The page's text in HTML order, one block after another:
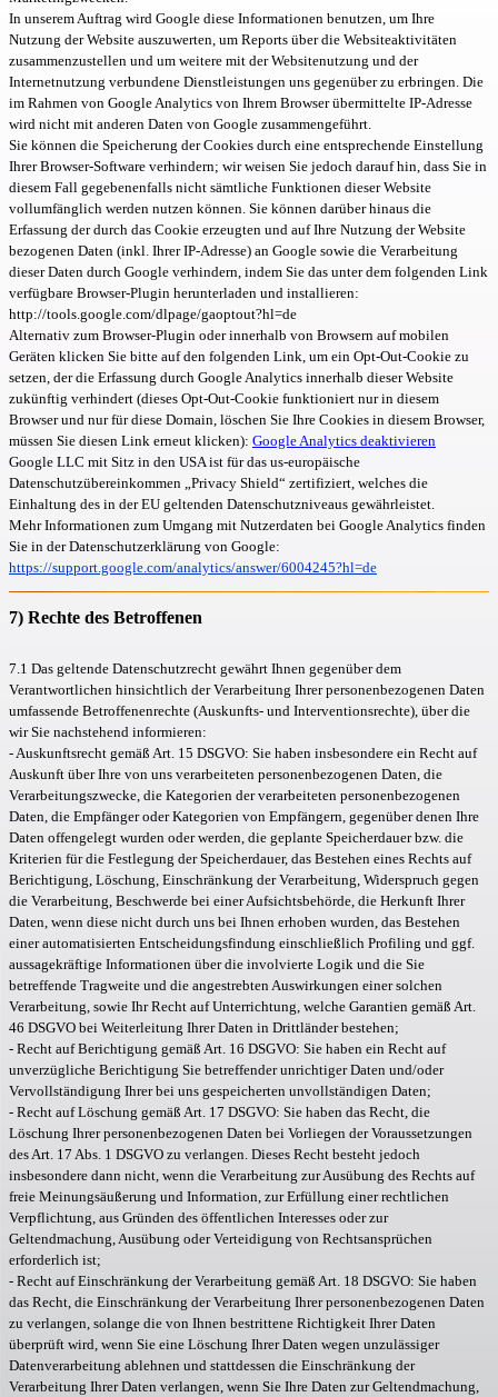
In unserem Auftrag wird Google diese Informationen benutzen, um Ihre
Nutzung der Website auszuwerten, um Reports über die Websiteaktivitäten
zusammenzustellen und um weitere mit der Websitenutzung und der
Internetnutzung verbundene Dienstleistungen uns gegenüber zu erbringen. Die
im Rahmen von Google Analytics von Ihrem Browser übermittelte IP-Adresse
wird nicht mit anderen Daten von Google zusammengeführt.
Sie können die Speicherung der Cookies durch eine entsprechende Einstellung
Ihrer Browser-Software verhindern; wir weisen Sie jedoch darauf hin, dass Sie in
diesem Fall gegebenenfalls nicht sämtliche Funktionen dieser Website
vollumfänglich werden nutzen können. Sie können darüber hinaus die
Erfassung der durch das Cookie erzeugten und auf Ihre Nutzung der Website
bezogenen Daten (inkl. Ihrer IP-Adresse) an Google sowie die Verarbeitung
dieser Daten durch Google verhindern, indem Sie das unter dem folgenden Link
verfügbare Browser-Plugin herunterladen und installieren:
http://tools.google.com/dlpage/gaoptout?hl=de
Alternativ zum Browser-Plugin oder innerhalb von Browsern auf mobilen
Geräten klicken Sie bitte auf den folgenden Link, um ein Opt-Out-Cookie zu
setzen, der die Erfassung durch Google Analytics innerhalb dieser Website
zukünftig verhindert (dieses Opt-Out-Cookie funktioniert nur in diesem
Browser und nur für diese Domain, löschen Sie Ihre Cookies in diesem Browser,
müssen Sie diesen Link erneut klicken): Google Analytics deaktivieren
Google LLC mit Sitz in den USA ist für das us-europäische
Datenschutzübereinkommen „Privacy Shield“ zertifiziert, welches die
Einhaltung des in der EU geltenden Datenschutzniveaus gewährleistet.
Mehr Informationen zum Umgang mit Nutzerdaten bei Google Analytics finden
Sie in der Datenschutzerklärung von Google:
https://support.google.com/analytics/answer/6004245?hl=de
7) Rechte des Betroffenen
7.1 Das geltende Datenschutzrecht gewährt Ihnen gegenüber dem
Verantwortlichen hinsichtlich der Verarbeitung Ihrer personenbezogenen Daten
umfassende Betroffenenrechte (Auskunfts- und Interventionsrechte), über die
wir Sie nachstehend informieren:
- Auskunftsrecht gemäß Art. 15 DSGVO: Sie haben insbesondere ein Recht auf
Auskunft über Ihre von uns verarbeiteten personenbezogenen Daten, die
Verarbeitungszwecke, die Kategorien der verarbeiteten personenbezogenen
Daten, die Empfänger oder Kategorien von Empfängern, gegenüber denen Ihre
Daten offengelegt wurden oder werden, die geplante Speicherdauer bzw. die
Kriterien für die Festlegung der Speicherdauer, das Bestehen eines Rechts auf
Berichtigung, Löschung, Einschränkung der Verarbeitung, Widerspruch gegen
die Verarbeitung, Beschwerde bei einer Aufsichtsbehörde, die Herkunft Ihrer
Daten, wenn diese nicht durch uns bei Ihnen erhoben wurden, das Bestehen
einer automatisierten Entscheidungsfindung einschließlich Profiling und ggf.
aussagekräftige Informationen über die involvierte Logik und die Sie
betreffende Tragweite und die angestrebten Auswirkungen einer solchen
Verarbeitung, sowie Ihr Recht auf Unterrichtung, welche Garantien gemäß Art.
46 DSGVO bei Weiterleitung Ihrer Daten in Drittländer bestehen;
- Recht auf Berichtigung gemäß Art. 16 DSGVO: Sie haben ein Recht auf
unverzügliche Berichtigung Sie betreffender unrichtiger Daten und/oder
Vervollständigung Ihrer bei uns gespeicherten unvollständigen Daten;
- Recht auf Löschung gemäß Art. 17 DSGVO: Sie haben das Recht, die
Löschung Ihrer personenbezogenen Daten bei Vorliegen der Voraussetzungen
des Art. 17 Abs. 1 DSGVO zu verlangen. Dieses Recht besteht jedoch
insbesondere dann nicht, wenn die Verarbeitung zur Ausübung des Rechts auf
freie Meinungsäußerung und Information, zur Erfüllung einer rechtlichen
Verpflichtung, aus Gründen des öffentlichen Interesses oder zur
Geltendmachung, Ausübung oder Verteidigung von Rechtsansprüchen
erforderlich ist;
- Recht auf Einschränkung der Verarbeitung gemäß Art. 18 DSGVO: Sie haben
das Recht, die Einschränkung der Verarbeitung Ihrer personenbezogenen Daten
zu verlangen, solange die von Ihnen bestrittene Richtigkeit Ihrer Daten
überprüft wird, wenn Sie eine Löschung Ihrer Daten wegen unzulässiger
Datenverarbeitung ablehnen und stattdessen die Einschränkung der
Verarbeitung Ihrer Daten verlangen, wenn Sie Ihre Daten zur Geltendmachung,